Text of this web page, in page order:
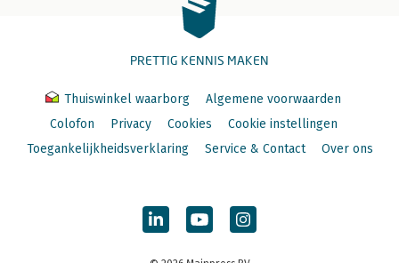
PRETTIG KENNIS MAKEN
Thuiswinkel waarborg
Algemene voorwaarden
Colofon
Privacy Cookies
Cookie instellingen
Toegankelijkheidsverklaring
Service & Contact Over ons